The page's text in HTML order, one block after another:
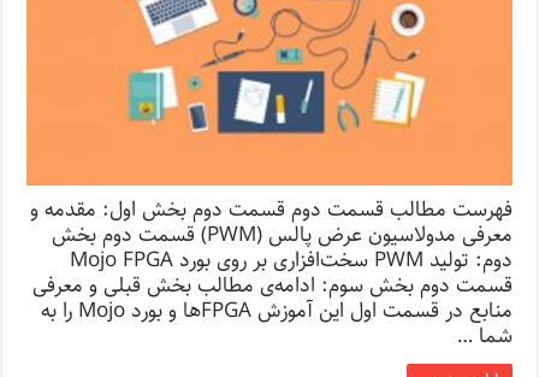
فهرست مطالب قسمت دوم قسمت دوم بخش اول: مقدمه و
معرفی مدولاسیون عرض پالس (PWM) قسمت دوم بخش
دوم: تولید PWM سخت‌افزاری بر روی بورد Mojo FPGA
قسمت دوم بخش سوم: ادامه‌ی مطالب بخش قبلی و معرفی
منابع در قسمت اول این آموزش FPGA‌ها و بورد Mojo را به
شما …